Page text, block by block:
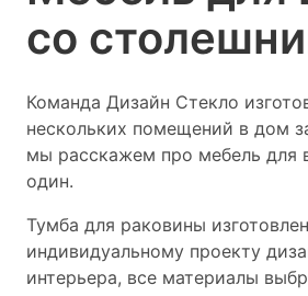
со
Команда Дизайн Стекло
нескольких помещений в дом
мы расскажем про мебель для
один.
Тумба для раковины
индивидуальному проекту
интерьера, все материалы